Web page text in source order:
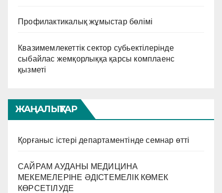
Профилактикалық жұмыстар бөлімі
Квазимемлекеттік сектор субьектілерінде
сыбайлас жемқорлыққа қарсы комплаенс
қызметі
ЖАҢАЛЫҚТАР
Қорғаныс істері департаментінде семнар өтті
САЙРАМ АУДАНЫ МЕДИЦИНА
МЕКЕМЕЛЕРІНЕ ӘДІСТЕМЕЛІК КӨМЕК
КӨРСЕТІЛУДЕ